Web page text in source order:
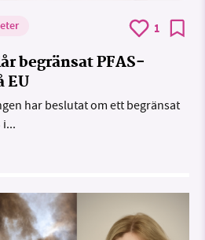
1
begränsat PFAS-
EU
har beslutat om ett begränsat
i...